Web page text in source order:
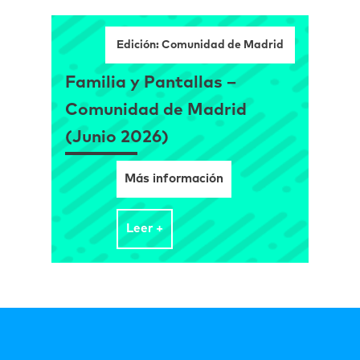
Edición: Comunidad de Madrid
Familia y Pantallas –
Comunidad de Madrid
(Junio 2026)
Más información
Leer +